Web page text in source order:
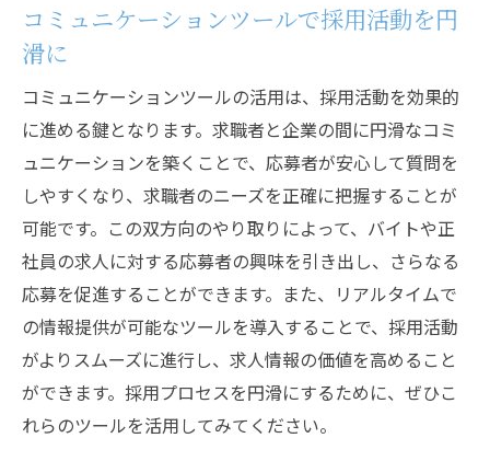
コミュニケーションツールで採用活動を円
滑に
コミュニケーションツールの活用は、採用活動を効果的
に進める鍵となります。求職者と企業の間に円滑なコミ
ュニケーションを築くことで、応募者が安心して質問を
しやすくなり、求職者のニーズを正確に把握することが
可能です。この双方向のやり取りによって、バイトや正
社員の求人に対する応募者の興味を引き出し、さらなる
応募を促進することができます。また、リアルタイムで
の情報提供が可能なツールを導入することで、採用活動
がよりスムーズに進行し、求人情報の価値を高めること
ができます。採用プロセスを円滑にするために、ぜひこ
れらのツールを活用してみてください。